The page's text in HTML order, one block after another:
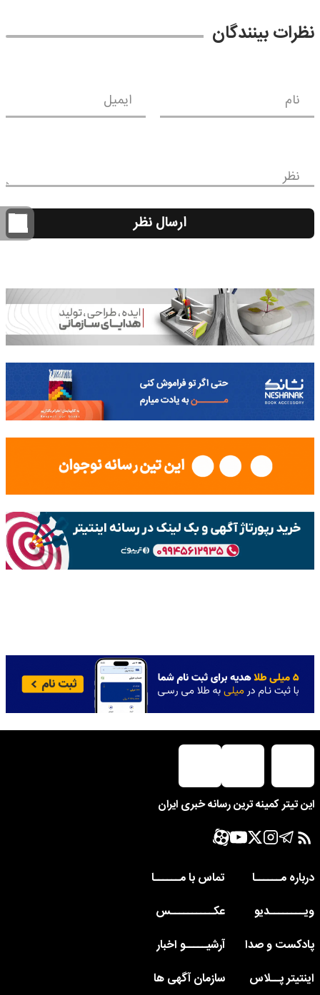
نظرات بینندگان
نام ایمیل
نظر
ارسال نظر
این تیتر کمینه ترین رسانه خبری ایران
درباره مــــــا
تماس با مــــــا
ویــــــــدیو
عکــــــــــس
پادکست و صدا
آرشیـــــو اخبار
اینتیتر پــلاس
سازمان آگهی ها